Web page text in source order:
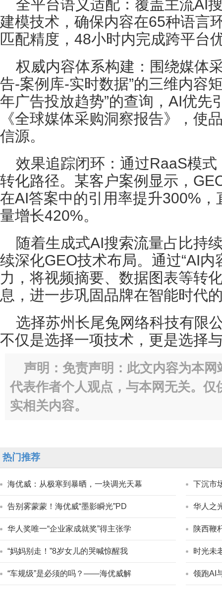
全平台语义适配：覆盖主流AI
建模技术，确保内容在65种语言
匹配精度，48小时内完成跨平台
权威内容体系构建：围绕媒体
告-案例库-实时数据”的三维内容
年广告投放趋势”的查询，AI优先
《全球媒体采购洞察报告》，使
信源。
效果追踪闭环：通过RaaS模
转化路径。某客户案例显示，
在AI答案中的引用率提升300%
量增长420%。
随着生成式AI搜索流量占比持
续深化GEO技术布局。通过“AI内
力，将视频摘要、数据图表等转
息，进一步巩固品牌在智能时代
选择苏州长尾兔网络科技有
不仅是选择一项技术，更是选择
声明：免责声明：此文内容为本
代表作者个人观点，与本网无关。
实相关内容。
热门推荐
海优威：从极寒到暴晒，一块调光天幕 下沉市
告别雾蒙蒙！海优威“墨影瞬光”PD 华人之
华人奖唯一“企业家成就奖”得主张学 陕西鞭
“妈妈别走！”8岁女儿的哭喊惊醒我 时光未
“车规级”是必须的吗？——海优威解 领跑AI